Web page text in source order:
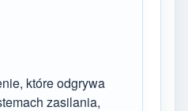
które odgrywa
zasilania,